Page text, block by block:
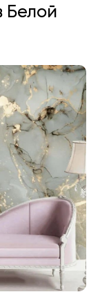
Белой